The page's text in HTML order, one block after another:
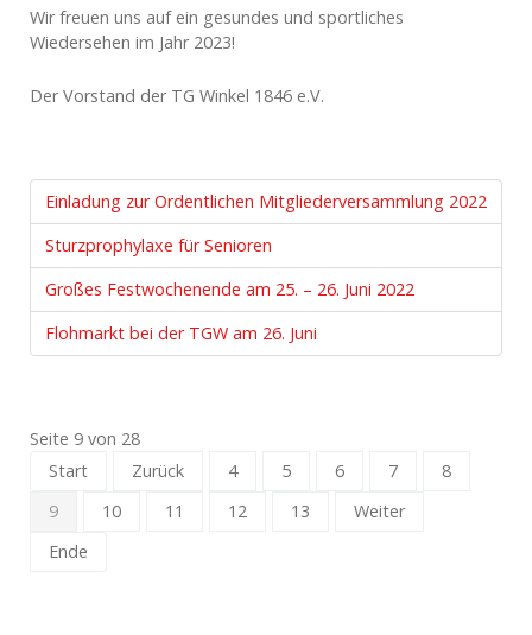
Wir freuen uns auf ein gesundes und sportliches
Wiedersehen im Jahr 2023!
Der Vorstand der TG Winkel 1846 e.V.
Einladung zur Ordentlichen Mitgliederversammlung 2022
Sturzprophylaxe für Senioren
Großes Festwochenende am 25. – 26. Juni 2022
Flohmarkt bei der TGW am 26. Juni
Seite 9 von 28
Start
Zurück 4 5 6 7
8
9
10 11 12 13
Weiter
Ende